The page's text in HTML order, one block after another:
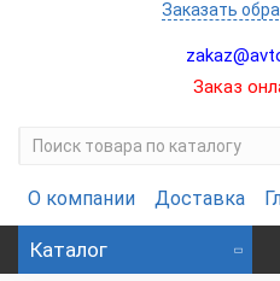
Заказать
Заказ
О компании Доставка
Каталог